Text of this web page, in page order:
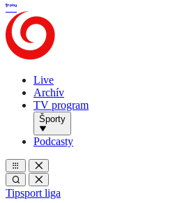
Live
Archív
TV program
Športy
Podcasty
Tipsport liga